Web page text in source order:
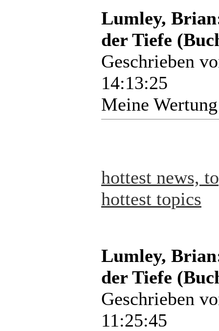
Lumley,
der Tiefe
Geschrieben
14:13:25
Meine
hottest news,
hottest topics
Lumley,
der Tiefe
Geschrieben
11:25:45